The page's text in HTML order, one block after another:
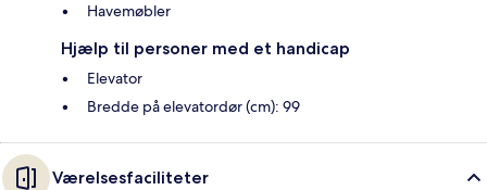
Havemøbler
Hjælp til personer med et handicap
Elevator
Bredde på elevatordør (cm): 99
Værelsesfaciliteter